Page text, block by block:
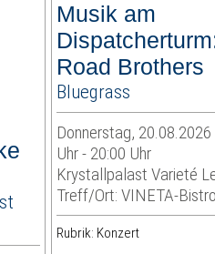
Musik am
Road Brothers
Bluegrass
Donnerstag,
Uhr - 20:00 Uhr
Krystallpalast Varieté
Treff/Ort: VINETA-Bistro
Rubrik: Konzert